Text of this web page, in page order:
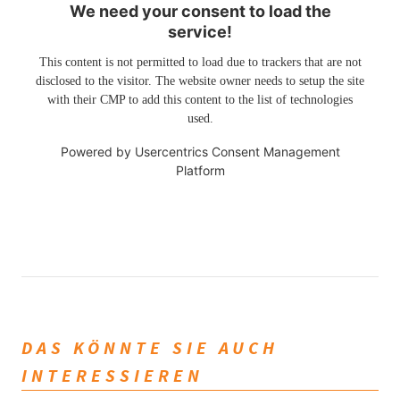
We need your consent to load the
service!
This content is not permitted to load due to trackers that are not
disclosed to the visitor. The website owner needs to setup the site
with their CMP to add this content to the list of technologies
used.
Powered by Usercentrics Consent Management
Platform
DAS KÖNNTE SIE AUCH
INTERESSIEREN